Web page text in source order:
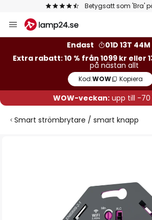
Betygsatt som 'Bra'
Hoppa
till
Endast
01D 13T 44M
Extra rabatt: 10 % från 1099 kr eller
på nästan allt
Kod:WOW Kopiera
WOW-veckan:upp till -70
Smart strömbrytare / smart knapp